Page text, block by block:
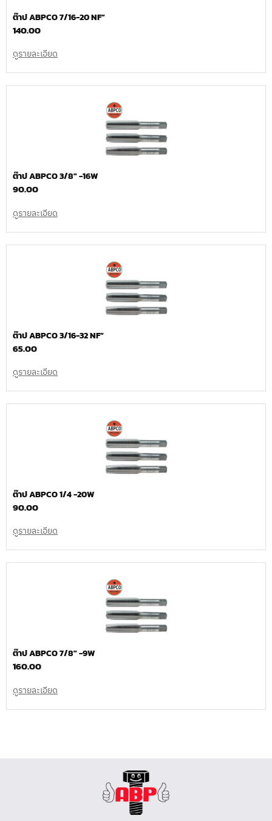
ต๊าป ABPCO 7/16-20 NF”
140.00
ดูรายละเอียด
ต๊าป ABPCO 3/8″ -16W
90.00
ดูรายละเอียด
ต๊าป ABPCO 3/16-32 NF”
65.00
ดูรายละเอียด
ต๊าป ABPCO 1/4 -20W
90.00
ดูรายละเอียด
ต๊าป ABPCO 7/8″ -9W
160.00
ดูรายละเอียด